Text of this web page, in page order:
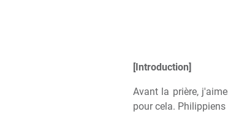
[Introduction]
Avant la prière,
pour cela.